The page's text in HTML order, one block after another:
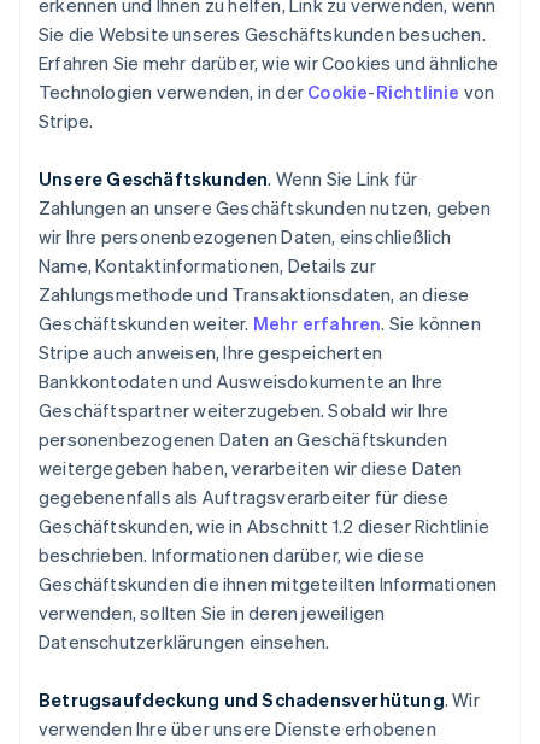
erkennen und Ihnen zu helfen, Link zu verwenden, wenn
Sie die Website unseres Geschäftskunden besuchen.
Erfahren Sie mehr darüber, wie wir Cookies und ähnliche
Technologien verwenden, in der Cookie-Richtlinie von
Stripe.
Unsere Geschäftskunden. Wenn Sie Link für
Zahlungen an unsere Geschäftskunden nutzen, geben
wir Ihre personenbezogenen Daten, einschließlich
Name, Kontaktinformationen, Details zur
Zahlungsmethode und Transaktionsdaten, an diese
Geschäftskunden weiter. Mehr erfahren. Sie können
Stripe auch anweisen, Ihre gespeicherten
Bankkontodaten und Ausweisdokumente an Ihre
Geschäftspartner weiterzugeben. Sobald wir Ihre
personenbezogenen Daten an Geschäftskunden
weitergegeben haben, verarbeiten wir diese Daten
gegebenenfalls als Auftragsverarbeiter für diese
Geschäftskunden, wie in Abschnitt 1.2 dieser Richtlinie
beschrieben. Informationen darüber, wie diese
Geschäftskunden die ihnen mitgeteilten Informationen
verwenden, sollten Sie in deren jeweiligen
Datenschutzerklärungen einsehen.
Betrugsaufdeckung und Schadensverhütung. Wir
verwenden Ihre über unsere Dienste erhobenen